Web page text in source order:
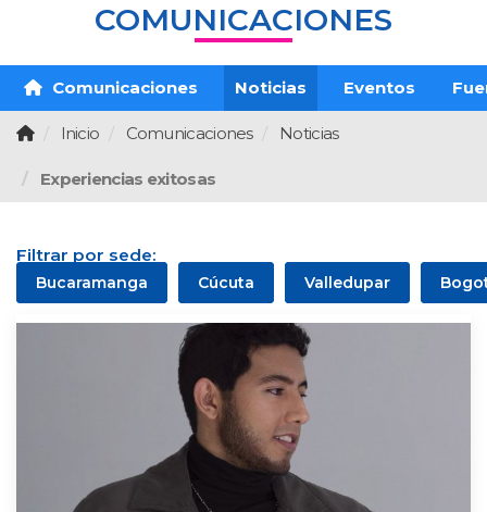
COMUNICACIONES
Comunicaciones Noticias Eventos
Inicio Comunicaciones Noticias
Experiencias exitosas
Filtrar por sede:
Bucaramanga Cúcuta Valledupar